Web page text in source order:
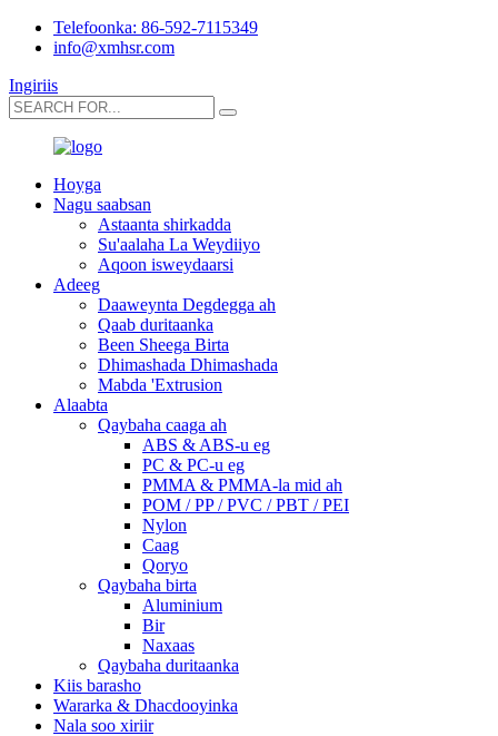
Telefoonka: 86-592-7115349
info@xmhsr.com
Ingiriis
Hoyga
Nagu saabsan
Astaanta shirkadda
Su'aalaha La Weydiiyo
Aqoon isweydaarsi
Adeeg
Daaweynta Degdegga ah
Qaab duritaanka
Been Sheega Birta
Dhimashada Dhimashada
Mabda 'Extrusion
Alaabta
Qaybaha caaga ah
ABS & ABS-u eg
PC & PC-u eg
PMMA & PMMA-la mid ah
POM / PP / PVC / PBT / PEI
Nylon
Caag
Qoryo
Qaybaha birta
Aluminium
Bir
Naxaas
Qaybaha duritaanka
Kiis barasho
Wararka & Dhacdooyinka
Nala soo xiriir